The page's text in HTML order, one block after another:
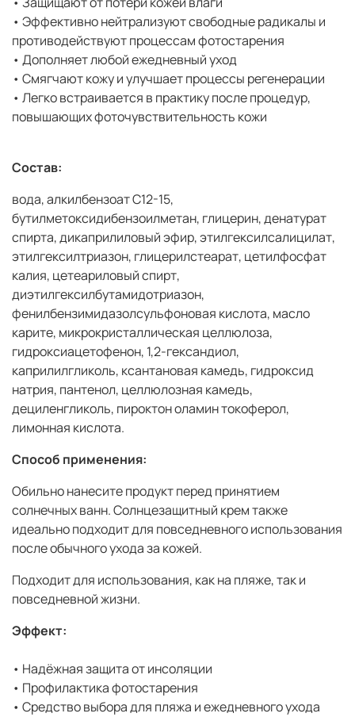
• Эффективно нейтрализуют свободные радикалы и
противодействуют процессам фотостарения
• Дополняет любой ежедневный уход
• Смягчают кожу и улучшает процессы регенерации
• Легко встраивается в практику после процедур,
повышающих фоточувствительность кожи
Состав:
вода, алкилбензоат C12-15,
бутилметоксидибензоилметан, глицерин, денатурат
спирта, дикаприлиловый эфир, этилгексилсалицилат,
этилгексилтриазон, глицерилстеарат, цетилфосфат
калия, цетеариловый спирт,
диэтилгексилбутамидотриазон,
фенилбензимидазолсульфоновая кислота, масло
карите, микрокристаллическая целлюлоза,
гидроксиацетофенон, 1,2-гександиол,
каприлилгликоль, ксантановая камедь, гидроксид
натрия, пантенол, целлюлозная камедь,
дециленгликоль, пироктон оламин токоферол,
лимонная кислота.
Способ применения:
Обильно нанесите продукт перед принятием
солнечных ванн. Солнцезащитный крем также
идеально подходит для повседневного использования
после обычного ухода за кожей.
Подходит для использования, как на пляже, так и
повседневной жизни.
Эффект:
• Надёжная защита от инсоляции
• Профилактика фотостарения
• Средство выбора для пляжа и ежедневного ухода